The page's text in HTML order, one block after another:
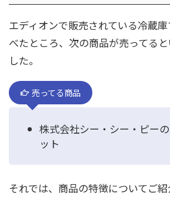
エディオンで販売されている冷蔵
べたところ、次の商品が売ってる
した。
売ってる商品
株式会社シー・シー・ピー
ット
それでは、商品の特徴についてご